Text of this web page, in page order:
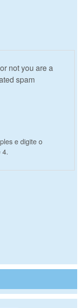
not you are a
spam
e digite o
4.